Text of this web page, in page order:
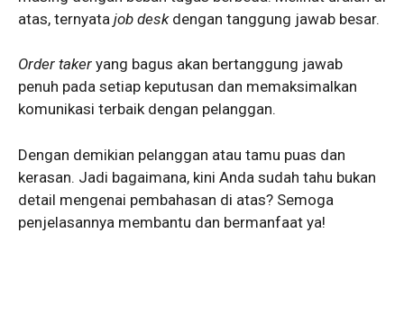
atas, ternyata job deskdengan tanggung jawab besar.
Order taker yang bagus akan bertanggung jawab
penuh pada setiap keputusan dan memaksimalkan
komunikasi terbaik dengan pelanggan.
Dengan demikian pelanggan atau tamu puas dan
kerasan. Jadi bagaimana, kini Anda sudah tahu bukan
detail mengenai pembahasan di atas? Semoga
penjelasannya membantu dan bermanfaat ya!